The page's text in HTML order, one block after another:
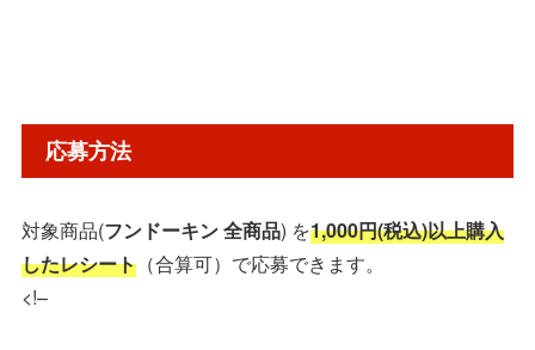
応募方法
対象商品(フンドーキン 全商品) を1,000円(税込)以上購入
したレシート（合算可）で応募できます。
<!–